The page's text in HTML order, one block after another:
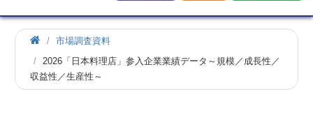
市場調査資料
2026「日本料理店」参入企業業績データ～規模／成長性／
収益性／生産性～